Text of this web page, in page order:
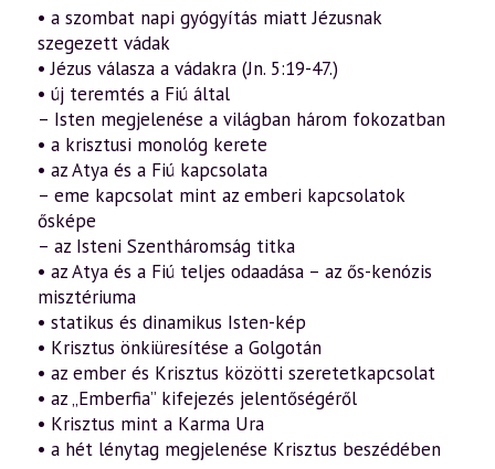
János
evangéliuma
a
szellemtudomány
fényében
35.
rész
(2016.11.04.)
mennyiség
• a szombat napi gyógyítás miatt Jézusnak
szegezett vádak
• Jézus válasza a vádakra (Jn. 5:19-47.)
• új teremtés a Fiú által
– Isten megjelenése a világban három fokozatban
• a krisztusi monológ kerete
• az Atya és a Fiú kapcsolata
– eme kapcsolat mint az emberi kapcsolatok
ősképe
– az Isteni Szentháromság titka
• az Atya és a Fiú teljes odaadása – az ős-kenózis
misztériuma
• statikus és dinamikus Isten-kép
• Krisztus önkiüresítése a Golgotán
• az ember és Krisztus közötti szeretetkapcsolat
• az „Emberfia” kifejezés jelentőségéről
• Krisztus mint a Karma Ura
• a hét lénytag megjelenése Krisztus beszédében